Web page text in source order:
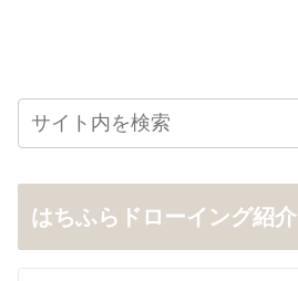
はちふらドローイング紹介